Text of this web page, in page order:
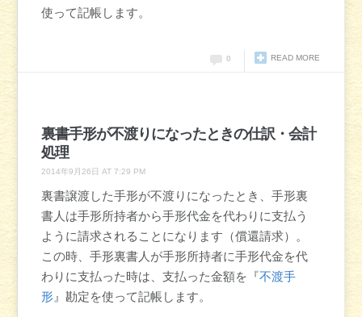
使って記帳します。
READ MORE
0
裏書手形が不渡りになったときの仕訳・会計
処理
2014年9月26日 AT 7:29 PM
裏書譲渡した手形が不渡りになったとき、手形裏
書人は手形所持者から手形代金を代わりに支払う
ように請求されることになります（償還請求）。
この時、手形裏書人が手形所持者に手形代金を代
わりに支払った時は、支払った金額を『不渡手
形 』勘定を使って記帳します。